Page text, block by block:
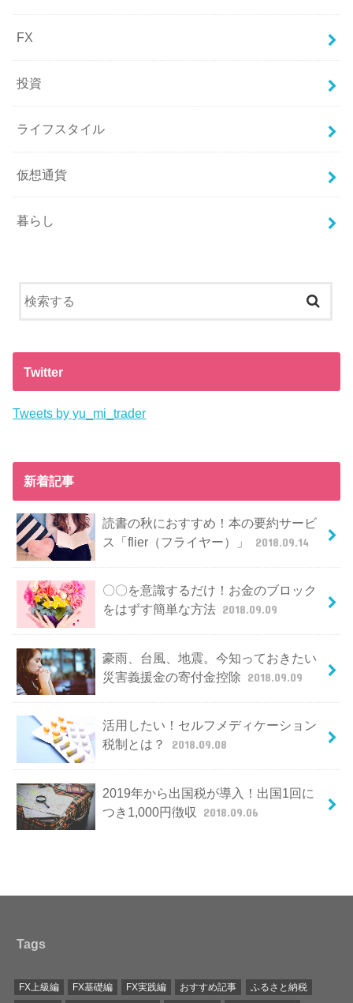
FX
投資
ライフスタイル
仮想通貨
暮らし
Twitter
Tweets by yu_mi_trader
新着記事
読書の秋におすすめ！本の要約サービ
ス「flier（フライヤー）」
2018.09.14
〇〇を意識するだけ！お金のブロック
をはずす簡単な方法 2018.09.09
豪雨、台風、地震。今知っておきたい
災害義援金の寄付金控除 2018.09.09
活用したい！セルフメディケーション
税制とは？
2018.09.08
2019年から出国税が導入！出国1回に
つき1,000円徴収
2018.09.06
Tags
FX上級編 FX基礎編 FX実践編 おすすめ記事
ふるさと納税